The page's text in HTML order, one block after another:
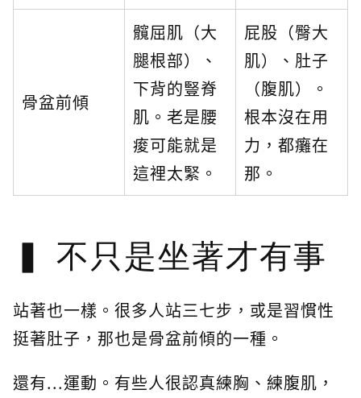
骨盆前傾
髖屈肌（大
腿根部）、
下背的豎脊
肌。老是腰
痠可能就是
這裡太緊。
屁股（臀大
肌）、肚子
（腹肌）。
根本沒在用
力，都癱在
那。
不只是坐著才有事
站著也一樣。很多人站三七步，或是習慣性
挺著肚子，那也是骨盆前傾的一種。
還有...運動。有些人很認真練胸、練腹肌，